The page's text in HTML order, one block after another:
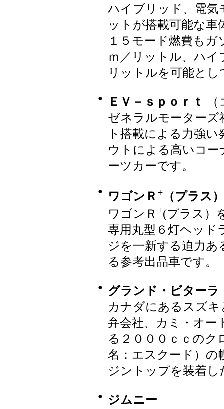
ハイブリッド、電気
ットが搭載可能な車
１５モード燃費も
ｍ／リットル、ハイ
リットルを可能と
● ＥＶ－ｓｐｏｒｔ
ゼネラルモーターズ
ト搭載による力強
ウトによる高いコ
ーツカーです。
● ワゴンＲ + （プラス
ワゴンＲ +(プラス）
専用丸型６灯ヘッド
ジを一新する迫力
る参考出品車です。
●
グランド・ビターラ
カナダにあるスズ
弁会社、カミ・オー
る２０００ｃｃのク
名：エスクード）
ジントップを装着し
●
ジムニー